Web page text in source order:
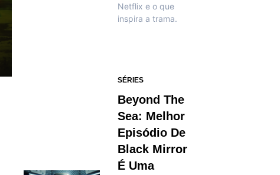
Netflix e o que
inspira a trama.
SÉRIES
Beyond The
Sea: Melhor
Episódio De
Black Mirror
É Uma